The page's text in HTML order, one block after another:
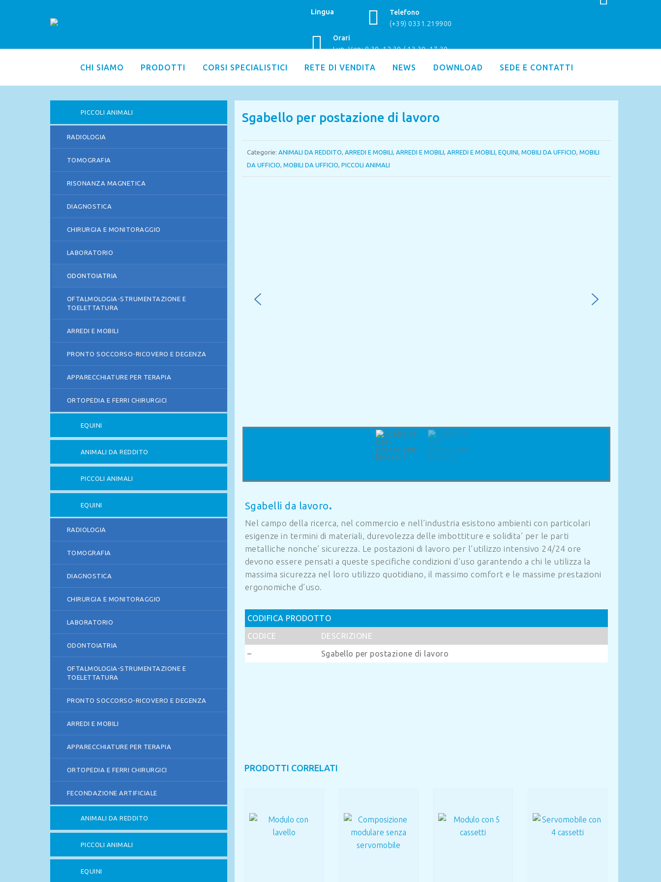
Lingua
Telefono
(+39) 0331.219900
Orari
Lun–Ven: 8.30–12.30 / 13.30–17.30
CHI SIAMO PRODOTTI CORSI SPECIALISTICI RETE DI VENDITA NEWS DOWNLOAD SEDE E CONTATTI
PICCOLI ANIMALI
RADIOLOGIA
TOMOGRAFIA
RISONANZA MAGNETICA
DIAGNOSTICA
CHIRURGIA E MONITORAGGIO
LABORATORIO
ODONTOIATRIA
OFTALMOLOGIA-STRUMENTAZIONE E
TOELETTATURA
ARREDI E MOBILI
PRONTO SOCCORSO-RICOVERO E DEGENZA
APPARECCHIATURE PER TERAPIA
ORTOPEDIA E FERRI CHIRURGICI
EQUINI
ANIMALI DA REDDITO
PICCOLI ANIMALI
EQUINI
RADIOLOGIA
TOMOGRAFIA
DIAGNOSTICA
CHIRURGIA E MONITORAGGIO
LABORATORIO
ODONTOIATRIA
OFTALMOLOGIA-STRUMENTAZIONE E
TOELETTATURA
PRONTO SOCCORSO-RICOVERO E DEGENZA
ARREDI E MOBILI
APPARECCHIATURE PER TERAPIA
ORTOPEDIA E FERRI CHIRURGICI
FECONDAZIONE ARTIFICIALE
ANIMALI DA REDDITO
PICCOLI ANIMALI
EQUINI
Sgabello per postazione di lavoro
Categorie: ANIMALI DA REDDITO ARREDI E MOBILI ARREDI E MOBILI ARREDI E MOBILI EQUINI MOBILI DA UFFICIO MOBILI
DA UFFICIO MOBILI DA UFFICIO PICCOLI ANIMALI
Sgabelli da lavoro.
Nel campo della ricerca, nel commercio e nell’industria esistono ambienti con particolari
esigenze in termini di materiali, durevolezza delle imbottiture e solidita’ per le parti
metalliche nonche’ sicurezza. Le postazioni di lavoro per l’utilizzo intensivo 24/24 ore
devono essere pensati a queste specifiche condizioni d’uso garantendo a chi le utilizza la
massima sicurezza nel loro utilizzo quotidiano, il massimo comfort e le massime prestazioni
ergonomiche d’uso.
CODIFICA PRODOTTO
CODICE
DESCRIZIONE
–
Sgabello per postazione di lavoro
PRODOTTI CORRELATI